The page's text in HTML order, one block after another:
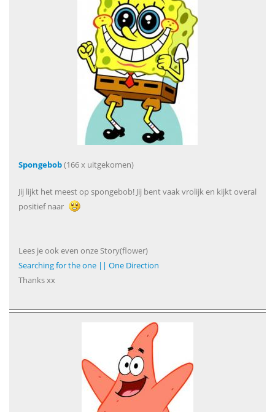
Spongebob(166 x uitgekomen)
Jij lijkt het meest op spongebob! Jij bent vaak vrolijk en kijkt overal
positief naar
Lees je ook even onze Story(flower)
Searching for the one || One Direction
Thanks xx